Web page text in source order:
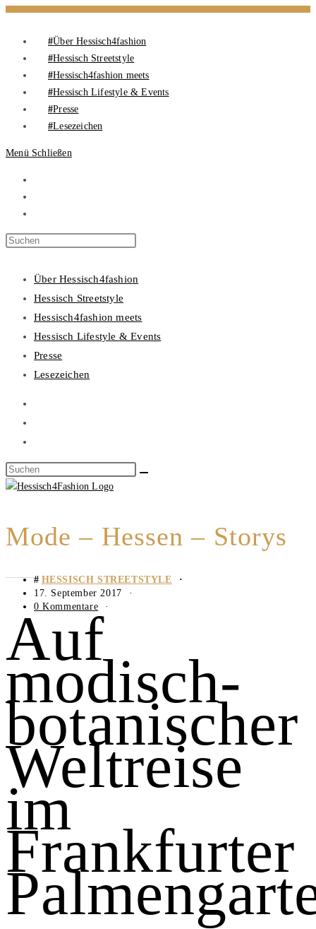
Über Hessisch4fashion
Hessisch Streetstyle
Hessisch4fashion meets
Hessisch Lifestyle & Events
Presse
Lesezeichen
Menü Schließen
Über Hessisch4fashion
Hessisch Streetstyle
Hessisch4fashion meets
Hessisch Lifestyle & Events
Presse
Lesezeichen
Mode – Hessen – Storys
HESSISCH STREETSTYLE
17. September 2017
0 Kommentare
Auf
modisch-
botanischer
Weltreise
im
Frankfurter